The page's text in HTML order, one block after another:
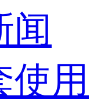
闻
使用